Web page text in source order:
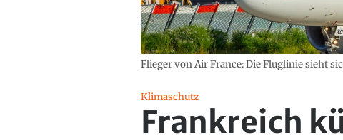
Flieger von Air France: Die Fluglinie sieht
Klimaschutz
Frankreich